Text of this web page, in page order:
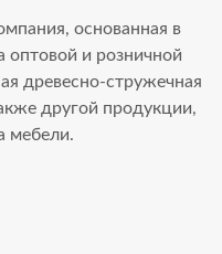
основанная в
оптовой и розничной
древесно-стружечная
другой продукции,
мебели.